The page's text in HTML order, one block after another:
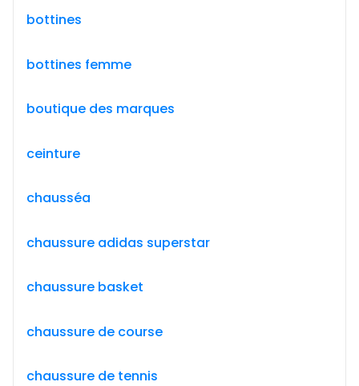
bottines
bottines femme
boutique des marques
ceinture
chausséa
chaussure adidas superstar
chaussure basket
chaussure de course
chaussure de tennis